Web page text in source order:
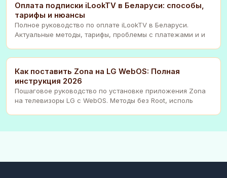
Оплата подписки iLookTV в Беларуси: способы,
тарифы и нюансы
Полное руководство по оплате iLookTV в Беларуси.
Актуальные методы, тарифы, проблемы с платежами и и
Как поставить Zona на LG WebOS: Полная
инструкция 2026
Пошаговое руководство по установке приложения Zona
на телевизоры LG с WebOS. Методы без Root, исполь